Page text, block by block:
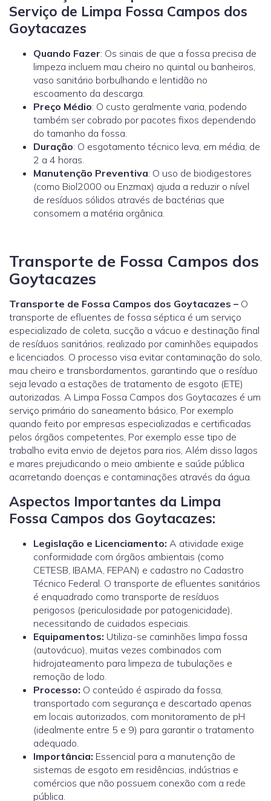
Serviço de Limpa Fossa Campos dos
Goytacazes
Quando Fazer: Os sinais de que a fossa precisa de
limpeza incluem mau cheiro no quintal ou banheiros,
vaso sanitário borbulhando e lentidão no
escoamento da descarga.
Preço Médio: O custo geralmente varia, podendo
também ser cobrado por pacotes fixos dependendo
do tamanho da fossa.
Duração: O esgotamento técnico leva, em média, de
2 a 4 horas.
Manutenção Preventiva: O uso de biodigestores
(como Biol2000 ou Enzmax) ajuda a reduzir o nível
de resíduos sólidos através de bactérias que
consomem a matéria orgânica.
Transporte de Fossa Campos dos
Goytacazes
Transporte de Fossa Campos dos Goytacazes – O
transporte de efluentes de fossa séptica é um serviço
especializado de coleta, sucção a vácuo e destinação final
de resíduos sanitários, realizado por caminhões equipados
e licenciados. O processo visa evitar contaminação do solo,
mau cheiro e transbordamentos, garantindo que o resíduo
seja levado a estações de tratamento de esgoto (ETE)
autorizadas. A Limpa Fossa Campos dos Goytacazes é um
serviço primário do saneamento básico, Por exemplo
quando feito por empresas especializadas e certificadas
pelos órgãos competentes, Por exemplo esse tipo de
trabalho evita envio de dejetos para rios, Além disso lagos
e mares prejudicando o meio ambiente e saúde pública
acarretando doenças e contaminações através da água.
Aspectos Importantes da Limpa
Fossa Campos dos Goytacazes:
Legislação e Licenciamento: A atividade exige
conformidade com órgãos ambientais (como
CETESB, IBAMA, FEPAN) e cadastro no Cadastro
Técnico Federal. O transporte de efluentes sanitários
é enquadrado como transporte de resíduos
perigosos (periculosidade por patogenicidade),
necessitando de cuidados especiais.
Equipamentos: Utiliza-se caminhões limpa fossa
(autovácuo), muitas vezes combinados com
hidrojateamento para limpeza de tubulações e
remoção de lodo.
Processo: O conteúdo é aspirado da fossa,
transportado com segurança e descartado apenas
em locais autorizados, com monitoramento de pH
(idealmente entre 5 e 9) para garantir o tratamento
adequado.
Importância: Essencial para a manutenção de
sistemas de esgoto em residências, indústrias e
comércios que não possuem conexão com a rede
pública.